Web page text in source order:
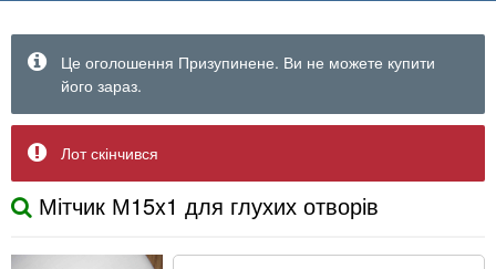
Це оголошення Призупинене. Ви не можете купити
його зараз.
Лот скінчився
Мітчик М15x1 для глухих отворів